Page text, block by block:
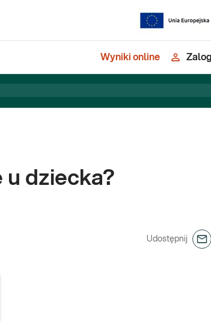
Wyniki online
u dziecka?
Udostępnij